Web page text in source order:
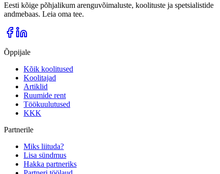
Eesti kõige põhjalikum arenguvõimaluste, koolituste ja spetsialistide
andmebaas. Leia oma tee.
Õppijale
Kõik koolitused
Koolitajad
Artiklid
Ruumide rent
Töökuulutused
KKK
Partnerile
Miks liituda?
Lisa sündmus
Hakka partneriks